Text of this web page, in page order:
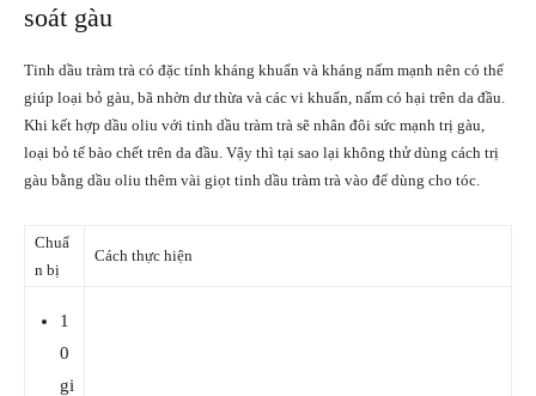
soát gàu
Tinh dầu tràm trà có đặc tính kháng khuẩn và kháng nấm mạnh nên có thể
giúp loại bỏ gàu, bã nhờn dư thừa và các vi khuẩn, nấm có hại trên da đầu.
Khi kết hợp dầu oliu với tinh dầu tràm trà sẽ nhân đôi sức mạnh trị gàu,
loại bỏ tế bào chết trên da đầu. Vậy thì tại sao lại không thử dùng cách trị
gàu bằng dầu oliu thêm vài giọt tinh dầu tràm trà vào để dùng cho tóc.
Chuẩ
n bị
Cách thực hiện
1
0
gi